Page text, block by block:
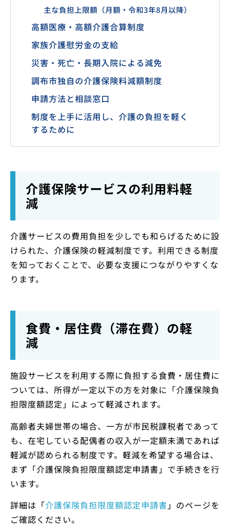
主な負担上限額（月額・令和3年8月以降）
高額医療・高額介護合算制度
家族介護慰労金の支給
災害・死亡・長期入院による減免
調布市独自の介護保険料減額制度
申請方法と相談窓口
制度を上手に活用し、介護の負担を軽く
するために
介護保険サービスの利用料軽
減
介護サービスの費用負担を少しでも和らげるために設
けられた、介護保険の軽減制度です。利用できる制度
を知っておくことで、必要な支援につながりやすくな
ります。
食費・居住費（滞在費）の軽
減
施設サービスを利用する際に負担する食費・居住費に
ついては、所得が一定以下の方を対象に「介護保険負
担限度額認定」によって軽減されます。
高齢者夫婦世帯の場合、一方が市民税課税者であって
も、在宅している配偶者の収入が一定額未満であれば
軽減が認められる制度です。軽減を希望する場合は、
まず「介護保険負担限度額認定申請書」で手続きを行
います。
詳細は「介護保険負担限度額認定申請書 」のページを
ご確認ください。